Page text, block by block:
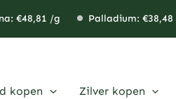
€48,81 /g Palladium: €38,48
kopen Zilver kopen